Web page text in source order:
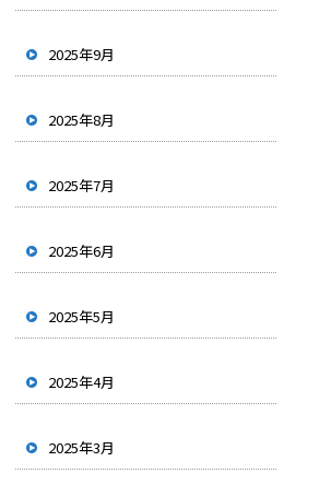
2025年9月
2025年8月
2025年7月
2025年6月
2025年5月
2025年4月
2025年3月